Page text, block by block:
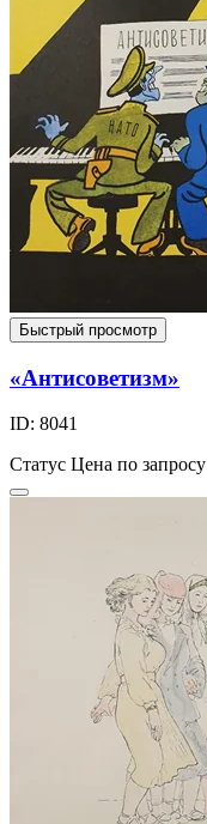
Быстрый просмотр
«Антисоветизм»
ID: 8041
Статус Цена по запросу